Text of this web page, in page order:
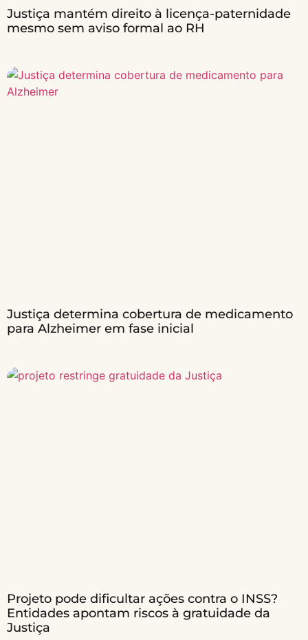
Justiça mantém direito à licença-paternidade
mesmo sem aviso formal ao RH
Justiça determina cobertura de medicamento
para Alzheimer em fase inicial
Projeto pode dificultar ações contra o INSS?
Entidades apontam riscos à gratuidade da
Justiça